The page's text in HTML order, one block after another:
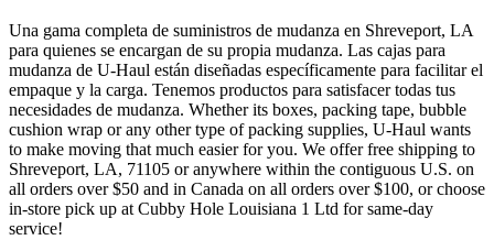
Una gama completa de suministros de mudanza en Shreveport, LA
para quienes se encargan de su propia mudanza. Las cajas para
mudanza de U-Haul están diseñadas específicamente para facilitar el
empaque y la carga. Tenemos productos para satisfacer todas tus
necesidades de mudanza. Whether its boxes, packing tape, bubble
cushion wrap or any other type of packing supplies, U-Haul wants
to make moving that much easier for you. We offer free shipping to
Shreveport, LA, 71105 or anywhere within the contiguous U.S. on
all orders over $50 and in Canada on all orders over $100, or choose
in-store pick up at Cubby Hole Louisiana 1 Ltd for same-day
service!